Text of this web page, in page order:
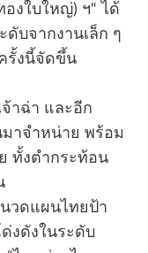
งใบใหญ่) ฯ“ ได้
ดับจากงานเล็ก ๆ
รั้งนี้จัดขึ้น
าฉ่า และอีก
าจำหน่าย พร้อม
ทั้งตำกระท้อน
นวดแผนไทยป้า
งดังในระดับ